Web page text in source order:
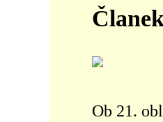
Ob 21.